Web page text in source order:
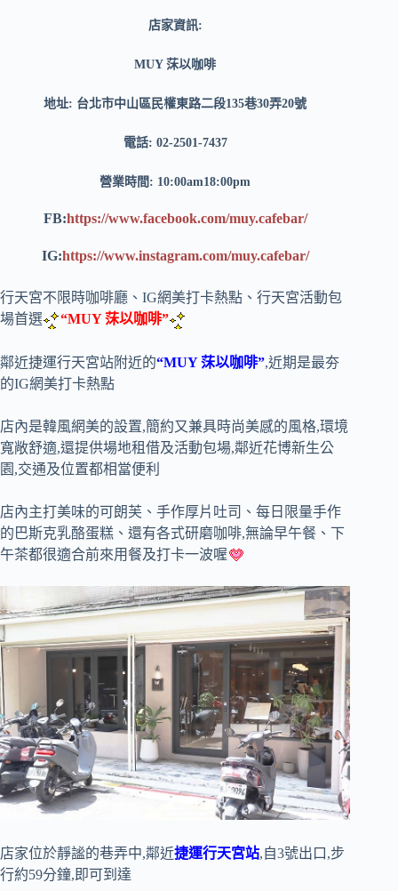
店家資訊:
MUY 莯以咖啡
地址: 台北市中山區民權東路二段135巷30弄20號
電話: 02-2501-7437
營業時間: 10:00am18:00pm
FB:https://www.facebook.com/muy.cafebar/
IG:https://www.instagram.com/muy.cafebar/
行天宮不限時咖啡廳、IG網美打卡熱點、行天宮活動包
場首選
“MUY 莯以咖啡”
鄰近捷運行天宮站附近的“MUY 莯以咖啡”,近期是最夯
的IG網美打卡熱點
店內是韓風網美的設置,簡約又兼具時尚美感的風格,環境
寬敞舒適,還提供場地租借及活動包場,鄰近花博新生公
園,交通及位置都相當便利
店內主打美味的可朗芙、手作厚片吐司、每日限量手作
的巴斯克乳酪蛋糕、還有各式研磨咖啡,無論早午餐、下
午茶都很適合前來用餐及打卡一波喔
店家位於靜謐的巷弄中,鄰近捷運行天宮站,自3號出口,步
行約59分鐘,即可到達